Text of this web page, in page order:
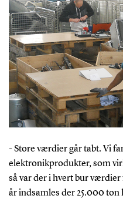
- Store værdier går tabt. Vi
elektronikprodukter, som
så var der i hvert bur
år indsamles der 25.000